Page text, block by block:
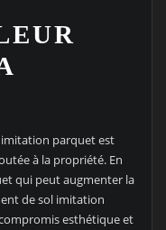
parquet est
à la propriété. En
qui peut augmenter la
de sol imitation
esthétique et